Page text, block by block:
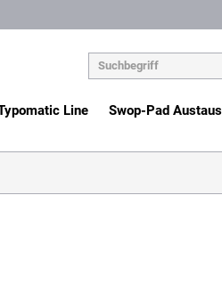
Line
Swop-Pad